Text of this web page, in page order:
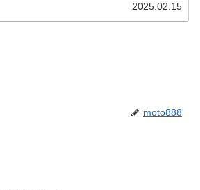
2025.02.15
moto888